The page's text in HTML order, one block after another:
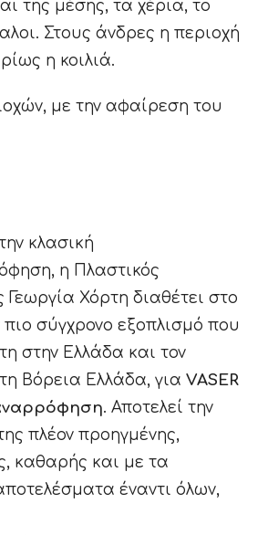
της μέσης, τα χέρια, το
Στους άνδρες η περιοχή
η κοιλιά.
με την αφαίρεση του
κλασική
η Πλαστικός
Γεωργία Χόρτη διαθέτει στο
πιο σύγχρονο εξοπλισμό που
στην Ελλάδα και τον
Βόρεια Ελλάδα, για VASER
. Αποτελεί την
πλέον προηγμένης,
καθαρής και με τα
έναντι όλων,